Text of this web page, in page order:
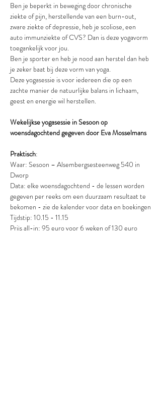
Ben je beperkt in beweging door chronische
ziekte of pijn, herstellende van een burn-out,
zware ziekte of depressie, heb je scoliose, een
auto immunziekte of CVS? Dan is deze yogavorm
toegankelijk voor jou.
Ben je sporter en heb je nood aan herstel dan heb
je zeker baat bij deze vorm van yoga.
Deze yogasessie is voor iedereen die op een
zachte manier de natuurlijke balans in lichaam,
geest en energie wil herstellen.
Wekelijkse yogasessie in Sesoon op
woensdagochtend gegeven door Eva Mosselmans
Praktisch:
Waar: Sesoon – Alsembergsesteenweg 540 in
Dworp
Data: elke woensdagochtend - de lessen worden
gegeven per reeks om een duurzaam resultaat te
bekomen - zie de kalender voor data en boekingen
Tijdstip: 10.15 - 11.15
Prijs all-in: 95 euro voor 6 weken of 130 euro